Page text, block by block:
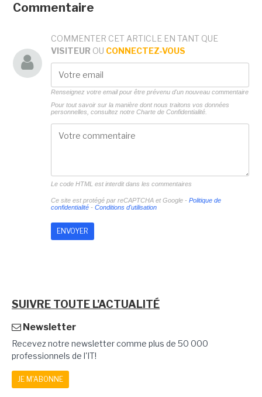
Commentaire
COMMENTER CET ARTICLE EN TANT QUE
VISITEUR OU CONNECTEZ-VOUS
Renseignez votre email pour être prévenu d'un nouveau commentaire
Pour tout savoir sur la manière dont nous traitons vos données
personnelles, consultez notre Charte de Confidentialité.
Le code HTML est interdit dans les commentaires
Ce site est protégé par reCAPTCHA et Google - Politique de
confidentialité- Conditions d'utilisation
SUIVRE TOUTE L'ACTUALITÉ
Newsletter
Recevez notre newsletter comme plus de 50 000
professionnels de l'IT!
JE M'ABONNE